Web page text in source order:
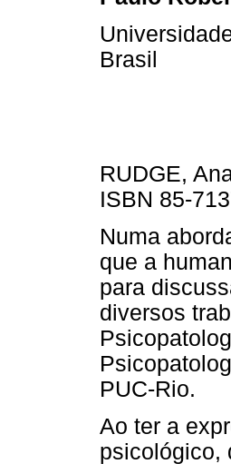
Brasil
RUDGE,
ISBN 85-
Numa
que a
para
diversos
PUC-Rio.
Ao ter a
psicológico,